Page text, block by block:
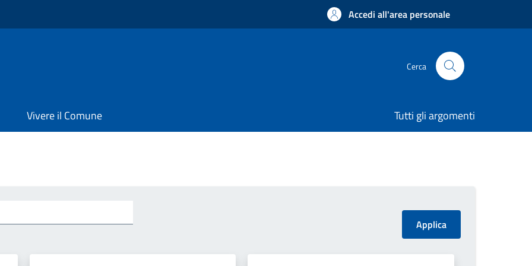
Accedi all'area personale
Cerca
Vivere il Comune Tutti gli argomenti